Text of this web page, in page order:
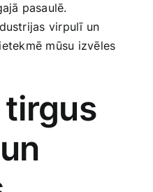
pasaulē.
virpulī un
mūsu izvēles‍